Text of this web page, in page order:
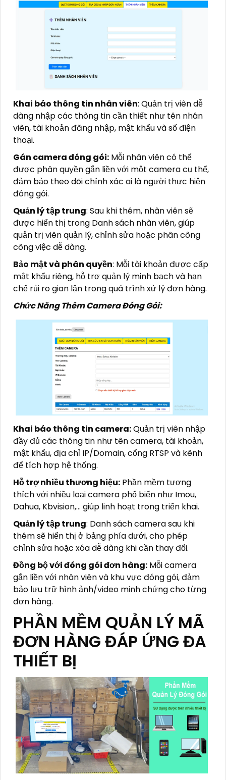
Khai báo thông tin nhân viên: Quản trị viên dễ
dàng nhập các thông tin cần thiết như tên nhân
viên, tài khoản đăng nhập, mật khẩu và số điện
thoại.
Gán camera đóng gói: Mỗi nhân viên có thể
được phân quyền gắn liền với một camera cụ thể,
đảm bảo theo dõi chính xác ai là người thực hiện
đóng gói.
Quản lý tập trung: Sau khi thêm, nhân viên sẽ
được hiển thị trong Danh sách nhân viên, giúp
quản trị viên quản lý, chỉnh sửa hoặc phân công
công việc dễ dàng.
Bảo mật và phân quyền: Mỗi tài khoản được cấp
mật khẩu riêng, hỗ trợ quản lý minh bạch và hạn
chế rủi ro gian lận trong quá trình xử lý đơn hàng.
Chức Năng Thêm Camera Đóng Gói:
Khai báo thông tin camera:Quản trị viên nhập
đầy đủ các thông tin như tên camera, tài khoản,
mật khẩu, địa chỉ IP/Domain, cổng RTSP và kênh
để tích hợp hệ thống.
Hỗ trợ nhiều thương hiệu: Phần mềm tương
thích với nhiều loại camera phổ biến như Imou,
Dahua, Kbvision,… giúp linh hoạt trong triển khai.
Quản lý tập trung: Danh sách camera sau khi
thêm sẽ hiển thị ở bảng phía dưới, cho phép
chỉnh sửa hoặc xóa dễ dàng khi cần thay đổi.
Đồng bộ với đóng gói đơn hàng: Mỗi camera
gắn liền với nhân viên và khu vực đóng gói, đảm
bảo lưu trữ hình ảnh/video minh chứng cho từng
đơn hàng.
PHẦN MỀM QUẢN LÝ MÃ
ĐƠN HÀNG ĐÁP ỨNG ĐA
THIẾT BỊ